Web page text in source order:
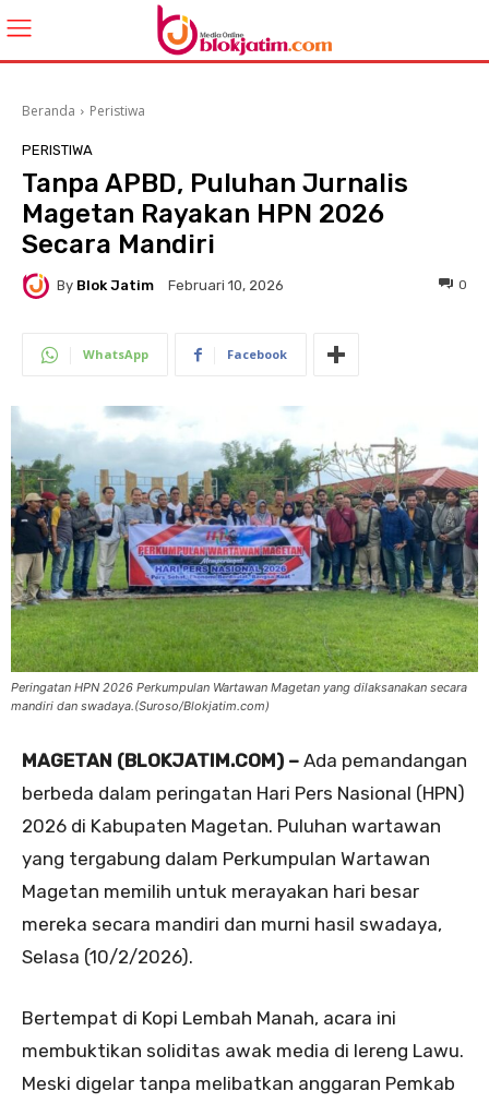
Beranda Peristiwa
PERISTIWA
Tanpa APBD, Puluhan Jurnalis
Magetan Rayakan HPN 2026
Secara Mandiri
By Blok Jatim Februari 10, 2026 0
WhatsApp Facebook
Peringatan HPN 2026 Perkumpulan Wartawan Magetan yang dilaksanakan secara
mandiri dan swadaya.(Suroso/Blokjatim.com)
MAGETAN (BLOKJATIM.COM) – Ada pemandangan
berbeda dalam peringatan Hari Pers Nasional (HPN)
2026 di Kabupaten Magetan. Puluhan wartawan
yang tergabung dalam Perkumpulan Wartawan
Magetan memilih untuk merayakan hari besar
mereka secara mandiri dan murni hasil swadaya,
Selasa (10/2/2026).
Bertempat di Kopi Lembah Manah, acara ini
membuktikan soliditas awak media di lereng Lawu.
Meski digelar tanpa melibatkan anggaran Pemkab